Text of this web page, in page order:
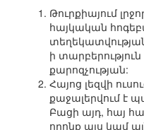
Թուրքիայում
հայկական
ի
քարոզչության:
Հայոց լեզվի
քաջալերվում է
Բացի այդ, հայ
որոնք այս կամ